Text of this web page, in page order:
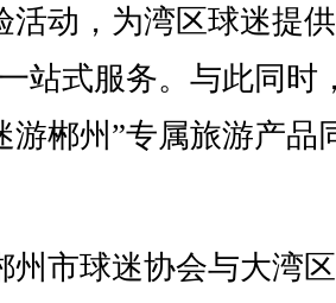
活动，为湾区球迷提
站式服务。与此同时
游郴州”专属旅游产品
市球迷协会与大湾